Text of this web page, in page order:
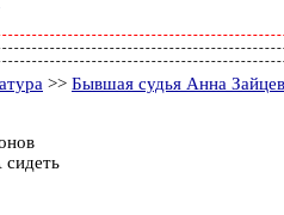
>> Бывшая судья Анна